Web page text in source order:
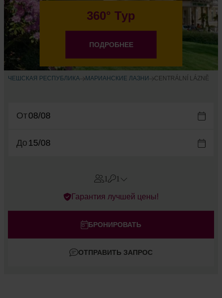
360° Тур
ПОДРОБНЕЕ
ЧЕШСКАЯ РЕСПУБЛИКА МАРИАНСКИЕ ЛАЗНИ CENTRÁLNÍ LÁZNĚ
От
До
1 1
Errors?
Дети
Добавить комнату
Гарантия лучшей цены!
БРОНИРОВАТЬ
ОТПРАВИТЬ ЗАПРОС